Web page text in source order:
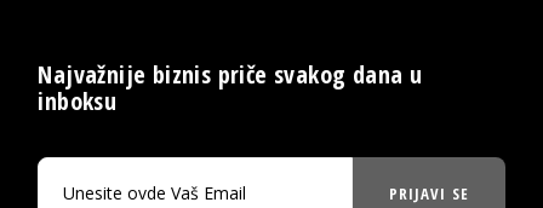
Najvažnije biznis priče svakog dana u
inboksu
PRIJAVI SE